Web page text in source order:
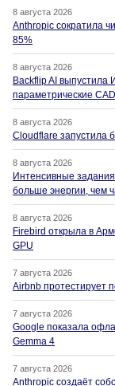
8 августа 2026
Anthropic сократила
85%
8 августа 2026
Backflip AI выпустила
параметрические
8 августа 2026
Cloudflare запустила
8 августа 2026
Интенсивные
больше энергии, чем
8 августа 2026
Firebird открыла в
GPU
7 августа 2026
Airbnb протестирует
7 августа 2026
Google показала
Gemma 4
7 августа 2026
Anthropic создаёт